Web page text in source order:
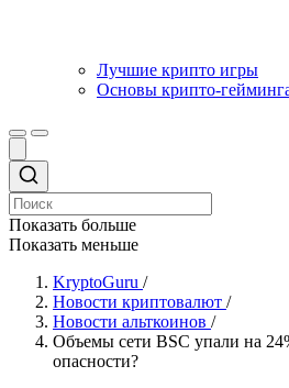
Лучшие крипто игры
Основы крипто-
Показать больше
Показать меньше
KryptoGuru /
Новости криптовалют /
Новости альткоинов /
Объемы сети BSC упали на
опасности?